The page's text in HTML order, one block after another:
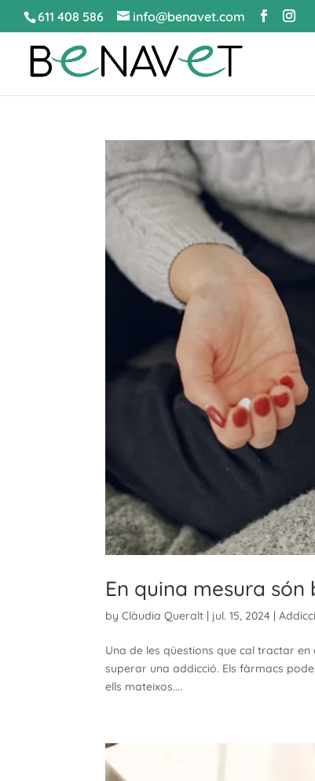
611 408 586 info@benavet.com
En quina mesura
byClàudia Queralt jul. 15, 2024 |
Una de les qüestions que cal tractar
superar una addicció. Els fàrmacs
ells mateixos....